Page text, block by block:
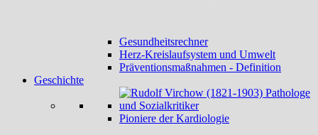
Gesundheitsrechner
Herz-Kreislaufsystem und Umwelt
Präventionsmaßnahmen - Definition
Geschichte
Pioniere der Kardiologie